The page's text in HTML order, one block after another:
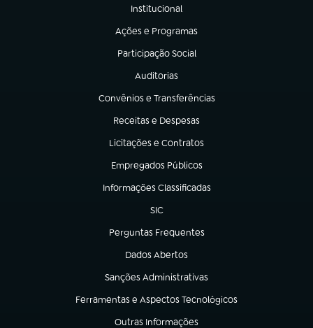
Institucional
(abre em nova aba)
Ações e Programas
(abre em nova aba)
Participação Social
(abre em nova aba)
Auditorias
(abre em nova aba)
Convênios e Transferências
(abre em nova aba)
Receitas e Despesas
(abre em nova aba)
Licitações e Contratos
(abre em nova aba)
Empregados Públicos
(abre em nova aba)
Informações Classificadas
(abre em nova aba)
SIC
(abre em nova aba)
Perguntas Frequentes
(abre em nova aba)
Dados Abertos
(abre em nova aba)
Sanções Administrativas
(abre em nova aba)
Ferramentas e Aspectos Tecnológicos
(abre em nova aba)
Outras Informações